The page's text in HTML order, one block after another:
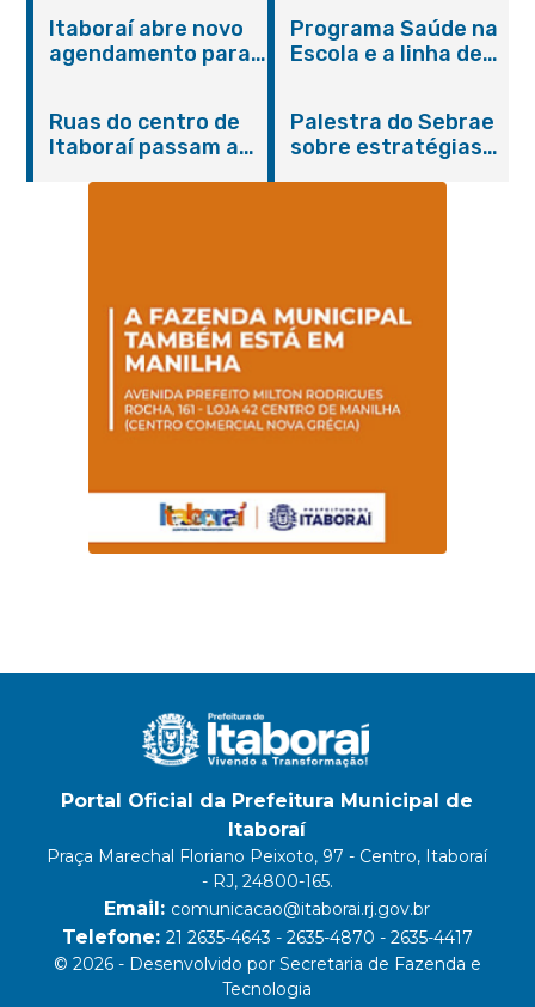
Itaboraí abre novo
agendamento para
Programa Saúde na
Escola e a linha de
promovem
conscientização
sobre hanseníase
Ruas do centro de
Itaboraí passam a
Palestra do Sebrae
sobre estratégias
Portal Oficial da Prefeitura Municipal de
Itaboraí
Praça Marechal Floriano Peixoto, 97 - Centro, Itaboraí
- RJ, 24800-165.
Email: comunicacao@itaborai.rj.gov.br
Telefone: 21 2635-4643 - 2635-4870 - 2635-4417
© 2026 - Desenvolvido por Secretaria de Fazenda e
Tecnologia